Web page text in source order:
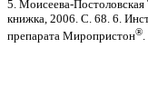
5. Моисеева-
книжка, 2006. С. 68. 6.
препарата Миропристон®.